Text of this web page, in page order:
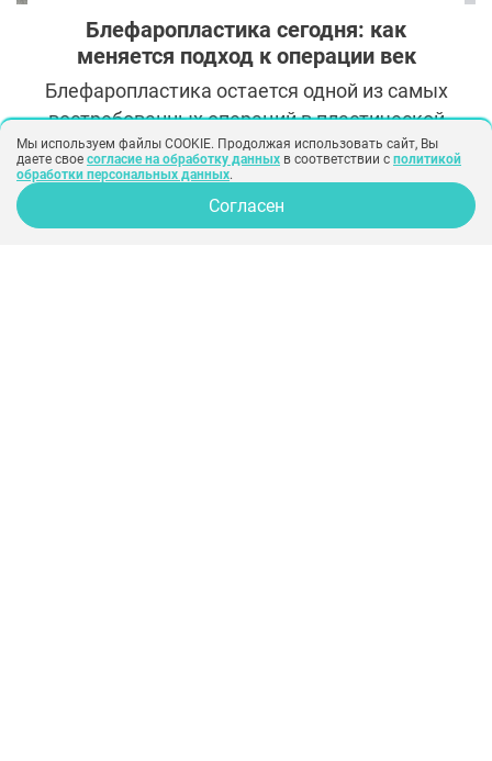
Блефаропластика сегодня: как
меняется подход к операции век
Блефаропластика остается одной из самых
востребованных операций в пластической
хирургии, но подход к ней за последние
годы заметно изменился. Если раньше
основной задачей считалось удалить
избыток кожи и жировой ткани, то сегодня
Мы используем файлы COOKIE. Продолжая использовать сайт, Вы
даете свое согласие на обработку данных в соответствии с политикой
обработки персональных данных.
Согласен